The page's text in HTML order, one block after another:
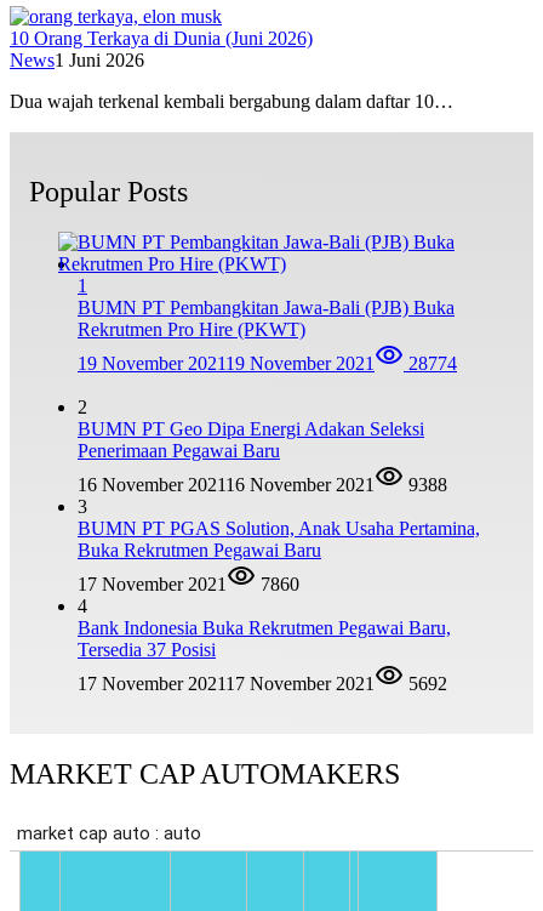
10 Orang Terkaya di Dunia (Juni 2026)
News1 Juni 2026
Dua wajah terkenal kembali bergabung dalam daftar 10…
Popular Posts
1
BUMN PT Pembangkitan Jawa-Bali (PJB) Buka
Rekrutmen Pro Hire (PKWT)
19 November 202119 November 2021 28774
2
BUMN PT Geo Dipa Energi Adakan Seleksi
Penerimaan Pegawai Baru
16 November 202116 November 2021
9388
3
BUMN PT PGAS Solution, Anak Usaha Pertamina,
Buka Rekrutmen Pegawai Baru
17 November 2021
7860
4
Bank Indonesia Buka Rekrutmen Pegawai Baru,
Tersedia 37 Posisi
17 November 202117 November 2021 5692
MARKET CAP AUTOMAKERS